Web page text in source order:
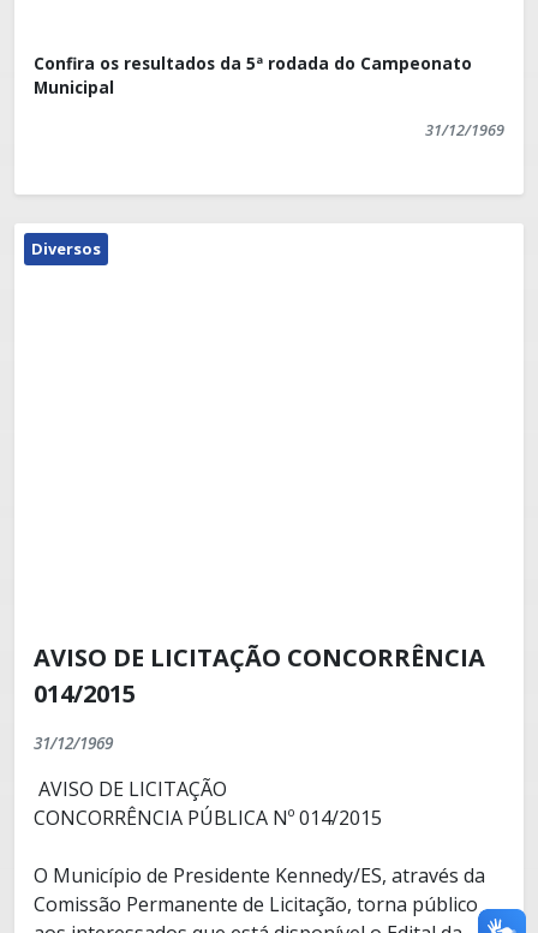
Confira os resultados da 5ª rodada do Campeonato
Municipal
31/12/1969
Diversos
AVISO DE LICITAÇÃO CONCORRÊNCIA
014/2015
31/12/1969
AVISO DE LICITAÇÃO
CONCORRÊNCIA PÚBLICA Nº 014/2015
O Município de Presidente Kennedy/ES, através da
Comissão Permanente de Licitação, torna público